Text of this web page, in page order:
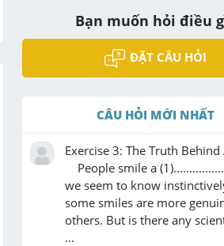
Bạn muốn hỏi điều
ĐẶT CÂU HỎI
CÂU HỎI MỚI NHẤT
Exercise 3: The Truth Behind
People smile a
we seem to know
some smiles are more
others. But is there any
...